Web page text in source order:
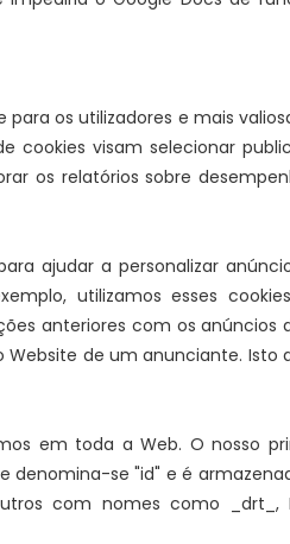
os utilizadores e mais
cookies visam selecionar
os relatórios sobre
ajudar a personalizar
utilizamos esses
anteriores com os anúncios
Website de um anunciante. Isto
em toda a Web. O nosso
denomina-se "id" e é
com nomes como _drt_,